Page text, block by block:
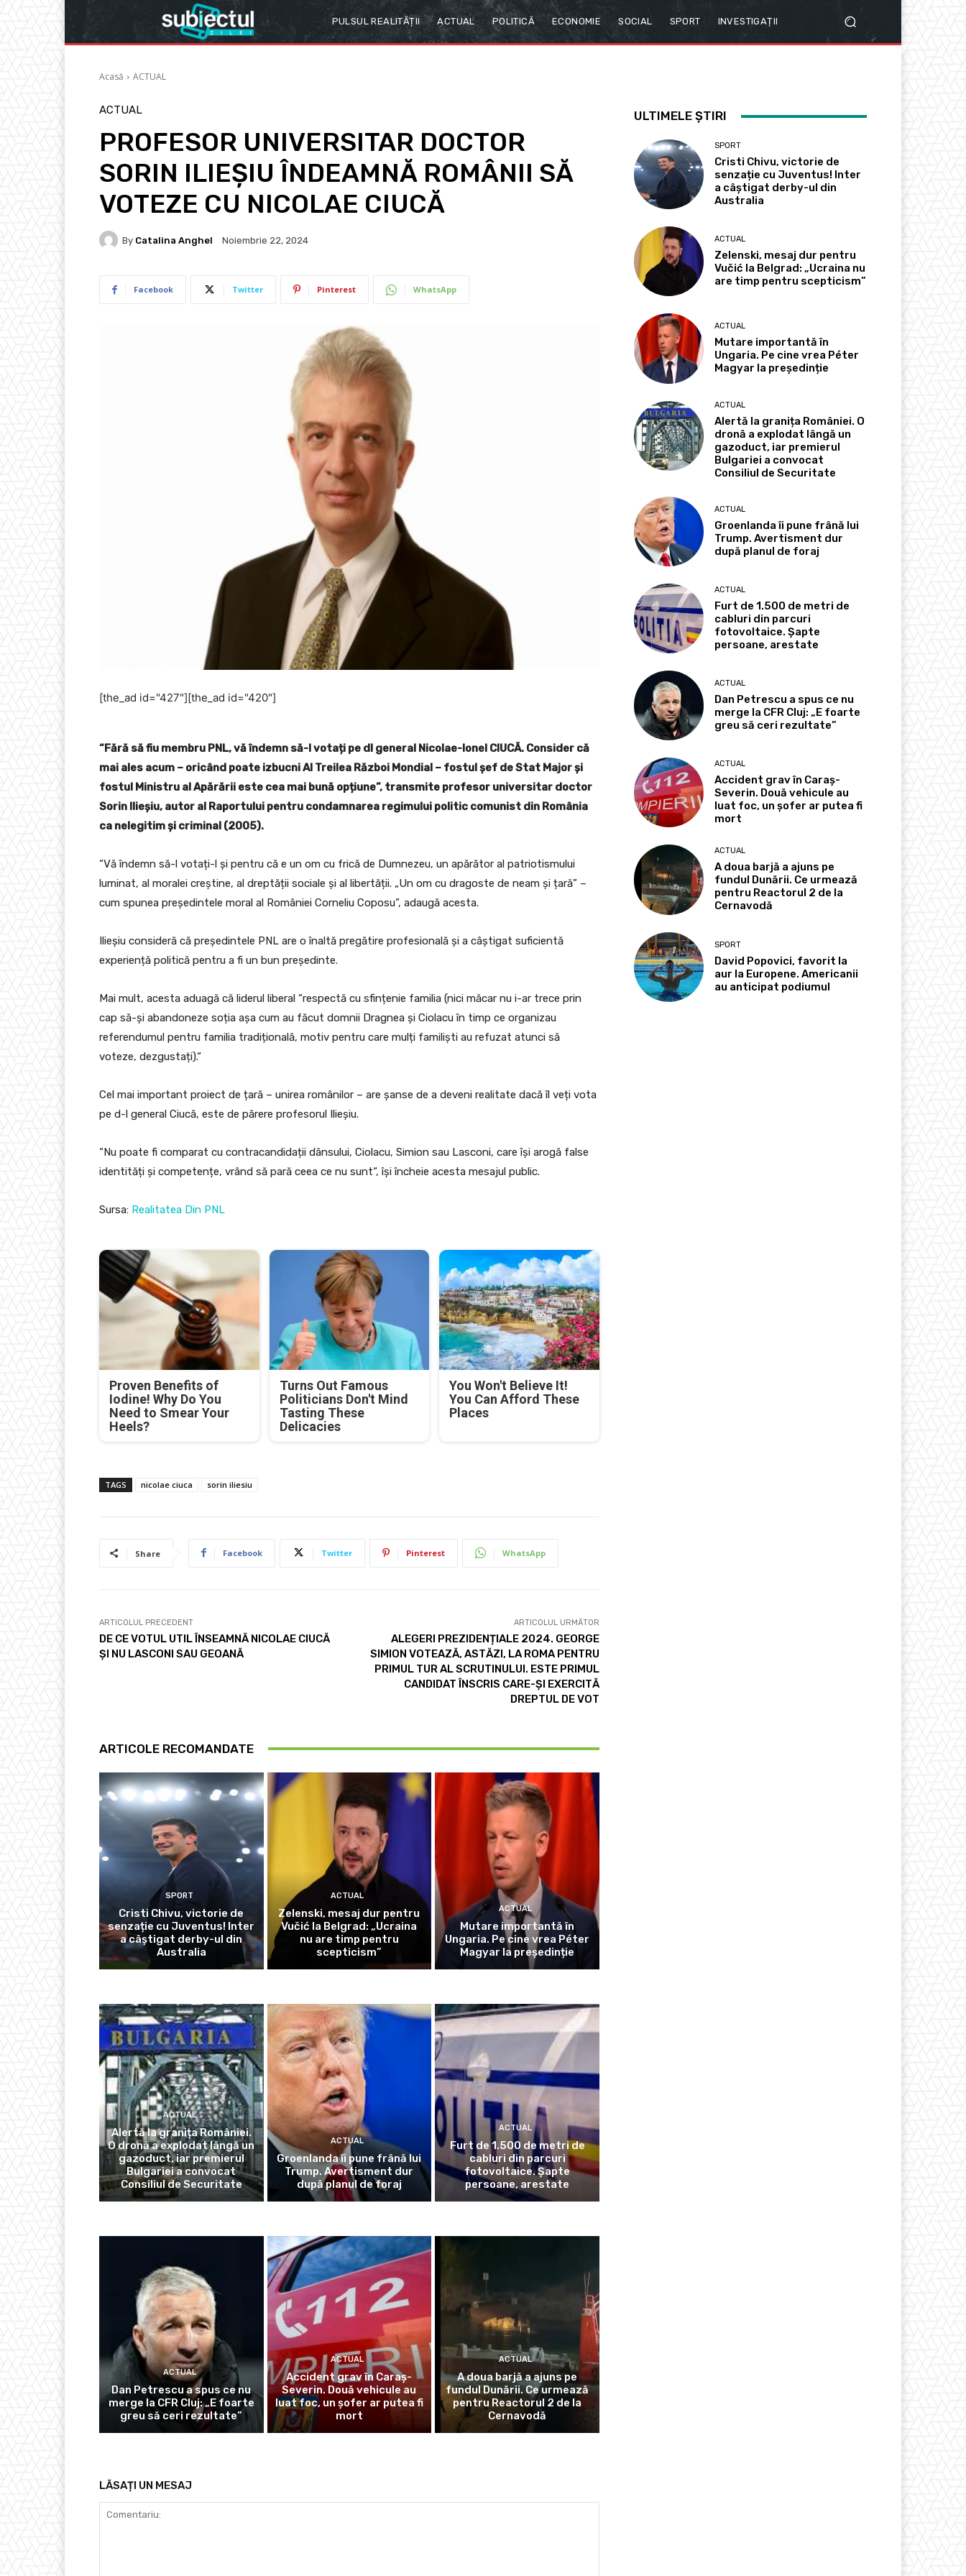
PULSUL REALITĂȚII ACTUAL POLITICĂ ECONOMIE SOCIAL SPORT INVESTIGAȚII
Acasă ACTUAL
ACTUAL
PROFESOR UNIVERSITAR DOCTOR
SORIN ILIEȘIU ÎNDEAMNĂ ROMÂNII SĂ
VOTEZE CU NICOLAE CIUCĂ
By Catalina Anghel Noiembrie 22, 2024
Facebook Twitter Pinterest WhatsApp
[the_ad id="427"][the_ad id="420"]
“Fără să fiu membru PNL, vă îndemn să-l votați pe dl general Nicolae-Ionel CIUCĂ. Consider că
mai ales acum – oricând poate izbucni Al Treilea Război Mondial – fostul şef de Stat Major și
fostul Ministru al Apărării este cea mai bună opțiune”, transmite profesor universitar doctor
Sorin Ilieșiu, autor al Raportului pentru condamnarea regimului politic comunist din România
ca nelegitim şi criminal (2005).
“Vă îndemn să-l votați-l și pentru că e un om cu frică de Dumnezeu, un apărător al patriotismului
luminat, al moralei creștine, al dreptății sociale și al libertății. „Un om cu dragoste de neam și țară” –
cum spunea președintele moral al României Corneliu Coposu”, adaugă acesta.
Ilieșiu consideră că președintele PNL are o înaltă pregătire profesională și a câștigat suficientă
experiență politică pentru a fi un bun președinte.
Mai mult, acesta aduagă că liderul liberal “respectă cu sfințenie familia (nici măcar nu i-ar trece prin
cap să-și abandoneze soția așa cum au făcut domnii Dragnea și Ciolacu în timp ce organizau
referendumul pentru familia tradițională, motiv pentru care mulți familiști au refuzat atunci să
voteze, dezgustați).“
Cel mai important proiect de țară – unirea românilor – are șanse de a deveni realitate dacă îl veți vota
pe d-l general Ciucă, este de părere profesorul Ilieșiu.
“Nu poate fi comparat cu contracandidații dânsului, Ciolacu, Simion sau Lasconi, care își arogă false
identități și competențe, vrând să pară ceea ce nu sunt“, își încheie acesta mesajul public.
Sursa: Realitatea Din PNL
Proven Benefits of
Iodine! Why Do You
Need to Smear Your
Heels?
Turns Out Famous
Politicians Don't Mind
Tasting These
Delicacies
You Won't Believe It!
You Can Afford These
Places
TAGS nicolae ciuca sorin iliesiu
Share Facebook Twitter Pinterest WhatsApp
ARTICOLUL PRECEDENT
DE CE VOTUL UTIL ÎNSEAMNĂ NICOLAE CIUCĂ
ȘI NU LASCONI SAU GEOANĂ
ARTICOLUL URMĂTOR
ALEGERI PREZIDENȚIALE 2024. GEORGE
SIMION VOTEAZĂ, ASTĂZI, LA ROMA PENTRU
PRIMUL TUR AL SCRUTINULUI. ESTE PRIMUL
CANDIDAT ÎNSCRIS CARE-ȘI EXERCITĂ
DREPTUL DE VOT
ARTICOLE RECOMANDATE
SPORT
Cristi Chivu, victorie de
senzație cu Juventus! Inter
a câștigat derby-ul din
Australia
ACTUAL
Zelenski, mesaj dur pentru
Vučić la Belgrad: „Ucraina
nu are timp pentru
scepticism”
ACTUAL
Mutare importantă în
Ungaria. Pe cine vrea Péter
Magyar la președinție
ACTUAL
Alertă la granița României.
O dronă a explodat lângă un
gazoduct, iar premierul
Bulgariei a convocat
Consiliul de Securitate
ACTUAL
Groenlanda îi pune frână lui
Trump. Avertisment dur
după planul de foraj
ACTUAL
Furt de 1.500 de metri de
cabluri din parcuri
fotovoltaice. Șapte
persoane, arestate
ACTUAL
Dan Petrescu a spus ce nu
merge la CFR Cluj: „E foarte
greu să ceri rezultate”
ACTUAL
Accident grav în Caraș-
Severin. Două vehicule au
luat foc, un șofer ar putea fi
mort
ACTUAL
A doua barjă a ajuns pe
fundul Dunării. Ce urmează
pentru Reactorul 2 de la
Cernavodă
LĂSAȚI UN MESAJ
ULTIMELE ȘTIRI
SPORT
Cristi Chivu, victorie de
senzație cu Juventus! Inter
a câștigat derby-ul din
Australia
ACTUAL
Zelenski, mesaj dur pentru
Vučić la Belgrad: „Ucraina nu
are timp pentru scepticism”
ACTUAL
Mutare importantă în
Ungaria. Pe cine vrea Péter
Magyar la președinție
ACTUAL
Alertă la granița României. O
dronă a explodat lângă un
gazoduct, iar premierul
Bulgariei a convocat
Consiliul de Securitate
ACTUAL
Groenlanda îi pune frână lui
Trump. Avertisment dur
după planul de foraj
ACTUAL
Furt de 1.500 de metri de
cabluri din parcuri
fotovoltaice. Șapte
persoane, arestate
ACTUAL
Dan Petrescu a spus ce nu
merge la CFR Cluj: „E foarte
greu să ceri rezultate”
ACTUAL
Accident grav în Caraș-
Severin. Două vehicule au
luat foc, un șofer ar putea fi
mort
ACTUAL
A doua barjă a ajuns pe
fundul Dunării. Ce urmează
pentru Reactorul 2 de la
Cernavodă
SPORT
David Popovici, favorit la
aur la Europene. Americanii
au anticipat podiumul